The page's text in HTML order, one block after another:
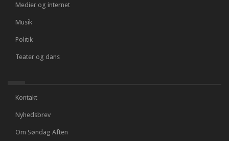
Medier og internet
Musik
Politik
Teater og dans
Kontakt
Nyhedsbrev
Om Søndag Aften